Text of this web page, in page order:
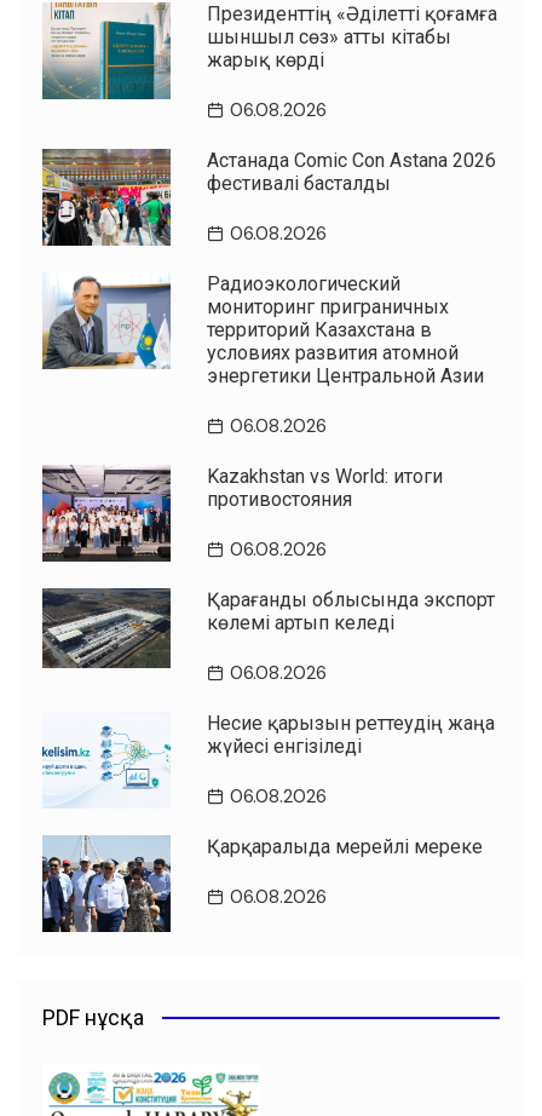
Президенттің «Әділетті қоғамға
шыншыл сөз» атты кітабы
жарық көрді
06.08.2026
Астанада Comic Con Astana 2026
фестивалі басталды
06.08.2026
Радиоэкологический
мониторинг приграничных
территорий Казахстана в
условиях развития атомной
энергетики Центральной Азии
06.08.2026
Kazakhstan vs World: итоги
противостояния
06.08.2026
Қарағанды облысында экспорт
көлемі артып келеді
06.08.2026
Несие қарызын реттеудің жаңа
жүйесі енгізіледі
06.08.2026
Қарқаралыда мерейлі мереке
06.08.2026
PDF нұсқа